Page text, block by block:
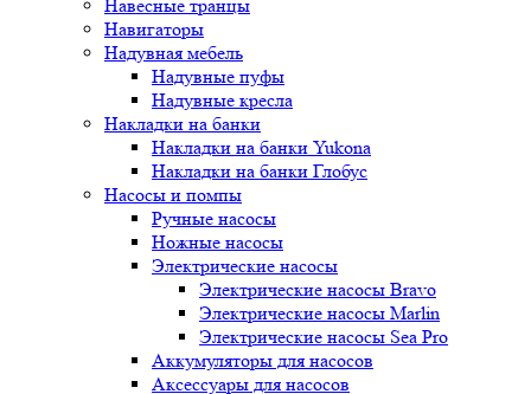
Навесные транцы
Навигаторы
Надувная мебель
Надувные пуфы
Надувные кресла
Накладки на банки
Накладки на банки Yukona
Накладки на банки Глобус
Насосы и помпы
Ручные насосы
Ножные насосы
Электрические насосы
Электрические насосы Bravo
Электрические насосы Marlin
Электрические насосы Sea Pro
Аккумуляторы для насосов
Аксессуары для насосов